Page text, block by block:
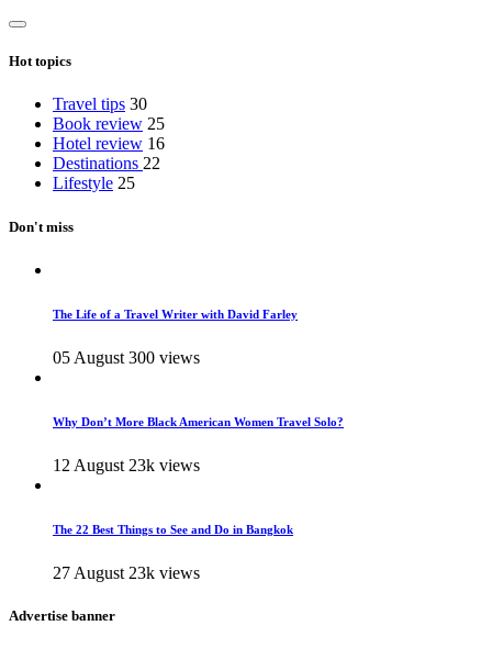
Hot topics
Travel tips 30
Book review 25
Hotel review 16
Destinations 22
Lifestyle 25
Don't miss
The Life of a Travel Writer with David Farley
05 August 300 views
Why Don’t More Black American Women Travel Solo?
12 August 23k views
The 22 Best Things to See and Do in Bangkok
27 August 23k views
Advertise banner